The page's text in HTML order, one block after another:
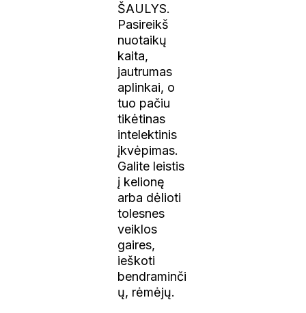
ŠAULYS.
Pasireikš
nuotaikų
kaita,
jautrumas
aplinkai, o
tuo pačiu
tikėtinas
intelektinis
įkvėpimas.
Galite leistis
į kelionę
arba dėlioti
tolesnes
veiklos
gaires,
ieškoti
bendraminči
ų, rėmėjų.